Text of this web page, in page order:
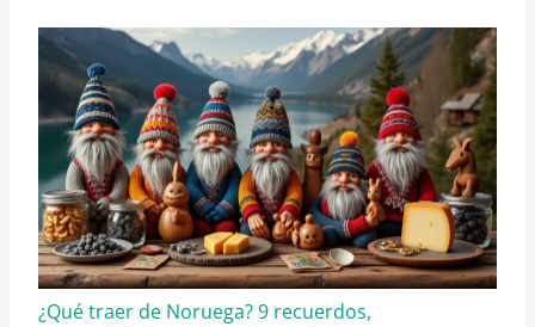
¿Qué traer de Noruega? 9 recuerdos,